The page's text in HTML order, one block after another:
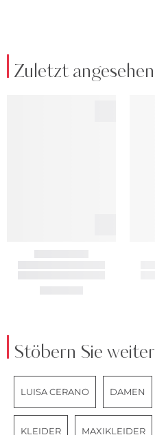
Zuletzt angesehen
Stöbern Sie weiter
LUISA CERANO DAMEN
KLEIDER MAXIKLEIDER